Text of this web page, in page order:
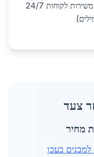
מוכיחות את היתרון. לקוחות נהנים משירות לקוחות 24/7
צעד
למבנים בעכו